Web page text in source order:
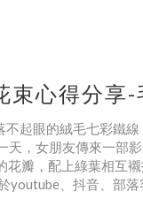
束心得分享-
起眼的絨毛七彩鐵
，女朋友傳來一部
瓣，配上綠葉相互
、抖音、部落